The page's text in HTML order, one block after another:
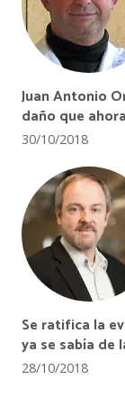
Juan Antonio
daño que
30/10/2018
Se ratifica la
ya se sabía de
28/10/2018